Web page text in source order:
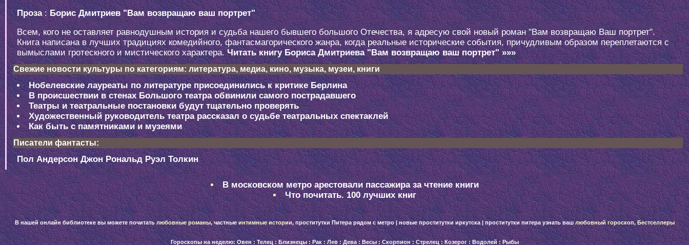
Проза:Борис Дмитриев "Вам возвращаю ваш портрет"
Всем, кого не оставляет равнодушным история и судьба нашего бывшего большого Отечества, я адресую свой новый роман "Вам возвращаю Ваш портрет".
Книга написана в лучших традициях комедийного, фантасмагорического жанра, когда реальные исторические события, причудливым образом переплетаются с
вымыслами гротескного и мистического характера.Читать книгу Бориса Дмитриева "Вам возвращаю ваш портрет" »»»
Свежие новости культуры по категориям: литература, медиа, кино, музыка, музеи, книги
Нобелевские лауреаты по литературе присоединились к критике Берлина
В происшествии в стенах Большого театра обвинили самого пострадавшего
Театры и театральные постановки будут тщательно проверять
Художественный руководитель театра рассказал о судьбе театральных спектаклей
Как быть с памятниками и музеями
Писатели фантасты:
Пол Андерсон Джон Рональд Руэл Толкин
В московском метро арестовали пассажира за чтение книги
Что почитать. 100 лучших книг
В нашей онлайн библиотеке вы можете почитать любовные романы, частные интимные истории,проститутки Питерарядом с метро | новые проститутки иркутска|проститутки питераузнать ваш любовный гороскоп, Бестселлеры
Гороскопы на неделю: Овен: Телец : Близнецы:Рак:Лев:Дева: Весы:Скорпион :Стрелец :Козерог: Водолей : Рыбы